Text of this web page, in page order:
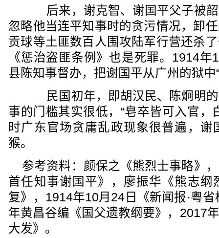
后来，谢克智、谢国平父子被韶
忽略他当连平知事时的贪污情况，卸
贡球等土匪数百人围攻陆军行营还杀
《惩治盗匪条例》也是死罪。1914
县陈知事督办，把谢国平从广州的狱中
民国初年，即胡汉民、陈炯明的
事的门槛其实很低，“皂卒皆可入官，
时广东官场贪庸乱政现象很普遍，
猴。
参考资料：颜保之《熊烈士事略》
首任知事谢国平》，廖振华《熊志纲
复》，1914年10月24日《新闻报·粤
年黄昌谷编《国父遗教纲要》， 2017
大发》。